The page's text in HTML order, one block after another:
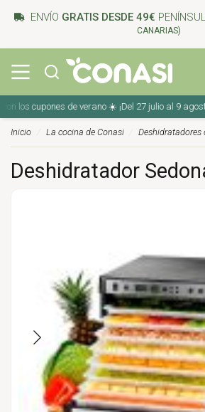
ENVÍO GRATIS DESDE 49€
CANARIAS)
cupones de verano ☀️ ¡Del 27 julio al 9 agosto!
Inicio La cocina de Conasi Deshidratadores
Deshidratador